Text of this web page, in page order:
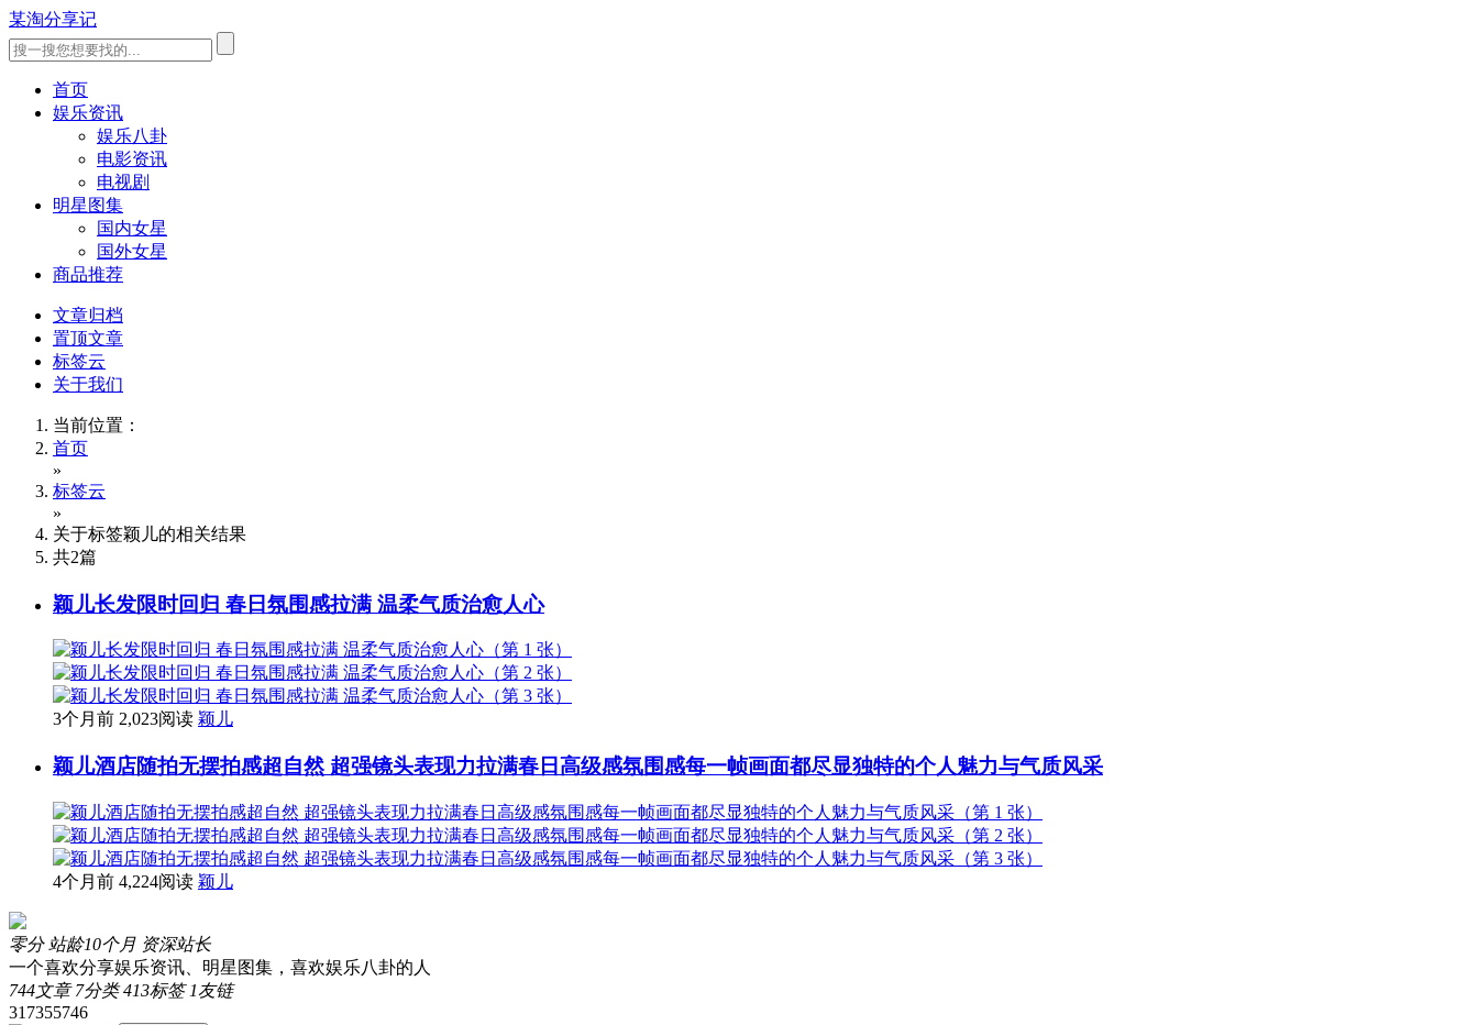
某淘分享记
首页
娱乐资讯
娱乐八卦
电影资讯
电视剧
明星图集
国内女星
国外女星
商品推荐
文章归档
置顶文章
标签云
关于我们
当前位置：
首页
»
标签云
»
关于标签颖儿的相关结果
共2篇
颖儿长发限时回归 春日氛围感拉满 温柔气质治愈人心
3个月前 2,023阅读 颖儿
颖儿酒店随拍无摆拍感超自然 超强镜头表现力拉满春日高级感氛围感每一帧画面都尽显独特的个人魅力与气质风采
4个月前 4,224阅读 颖儿
零分 站龄10个月 资深站长
一个喜欢分享娱乐资讯、明星图集，喜欢娱乐八卦的人
744文章 7分类 413标签 1友链
317355746